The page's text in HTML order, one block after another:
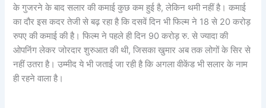
के गुजरने के बाद सलार की कमाई कुछ कम हुई है, लेकिन थमी नहीं है। कमाई
का दौर इस कदर तेजी से बढ़ रहा है कि दसवें दिन भी फिल्म ने 18 से 20 करोड़
रुपए की कमाई की है। फिल्म ने पहले ही दिन 90 करोड़ रु. से ज्यादा की
ओपनिंग लेकर जोरदार शुरुआत की थी, जिसका खुमार अब तक लोगों के सिर से
नहीं उतरा है। उम्मीद ये भी जताई जा रही है कि अगला वीकेंड भी सलार के नाम
ही रहने वाला है।